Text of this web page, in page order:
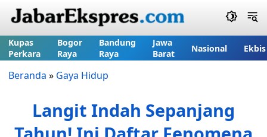
Kupas
Perkara
Bogor
Raya
Bandung
Raya
Jawa
Barat
Nasional Ekbis
Beranda » Gaya Hidup
Langit Indah Sepanjang